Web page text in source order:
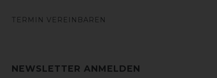
TERMIN VEREINBAREN
NEWSLETTER ANMELDEN